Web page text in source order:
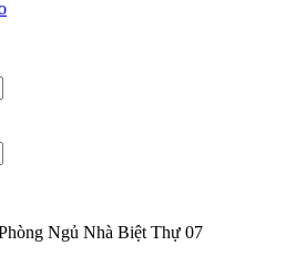
Ngủ Nhà Biệt Thự 07